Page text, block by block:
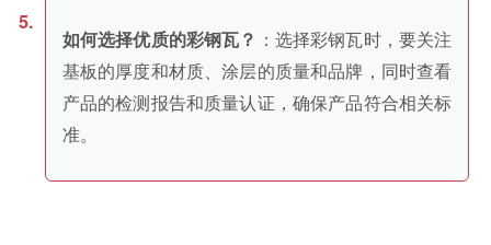
如何选择优质的彩钢瓦？ ：选择彩钢瓦时，要关注
基板的厚度和材质、涂层的质量和品牌，同时查看
产品的检测报告和质量认证，确保产品符合相关标
准。